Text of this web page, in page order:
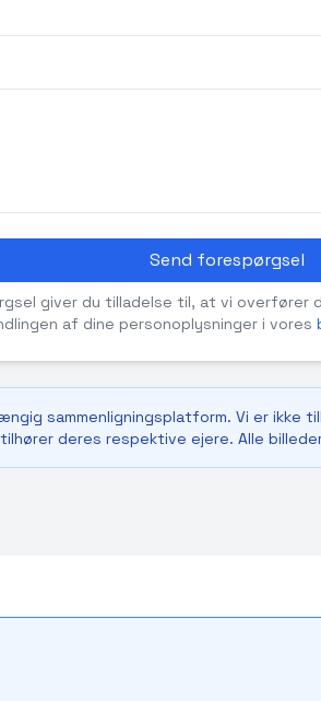
Send forespørgsel
giver du tilladelse til, at vi overfører
af dine personoplysninger i vores
sammenligningsplatform. Vi er ikke
deres respektive ejere. Alle